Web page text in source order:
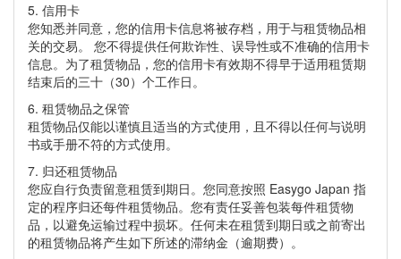
5. 信用卡
您知悉并同意，您的信用卡信息将被存档，用于与租赁物品相
关的交易。 您不得提供任何欺诈性、误导性或不准确的信用卡
信息。为了租赁物品，您的信用卡有效期不得早于适用租赁期
结束后的三十（30）个工作日。
6. 租赁物品之保管
租赁物品仅能以谨慎且适当的方式使用，且不得以任何与说明
书或手册不符的方式使用。
7. 归还租赁物品
您应自行负责留意租赁到期日。您同意按照 Easygo Japan 指
定的程序归还每件租赁物品。您有责任妥善包装每件租赁物
品，以避免运输过程中损坏。任何未在租赁到期日或之前寄出
的租赁物品将产生如下所述的滞纳金（逾期费）。